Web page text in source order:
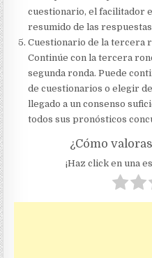
cuestionario, el facilitador
resumido de las
Cuestionario de la tercera
Continúe con la tercera
segunda ronda. Puede
de cuestionarios o elegir
llegado a un consenso
todos sus pronósticos
¿Cómo
¡Haz click en una